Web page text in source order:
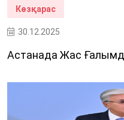
Көзқарас
30.12.2025
Астанада Жас